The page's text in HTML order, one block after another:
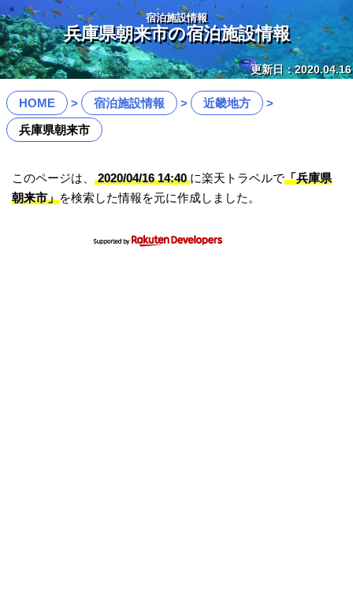
宿泊施設情報
兵庫県朝来市の宿泊施設情報
更新日：2020.04.16
HOME 宿泊施設情報
近畿地方
兵庫県朝来市
このページは、 2020/04/16 14:40に楽天トラベルで「兵庫県
朝来市」を検索した情報を元に作成しました。